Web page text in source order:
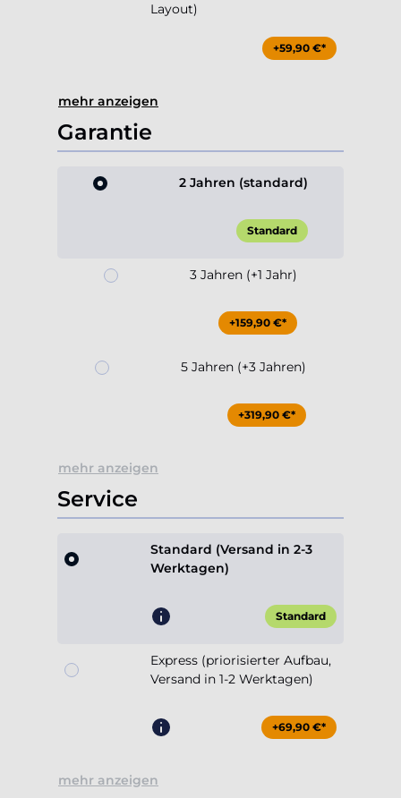
Layout)
+59,90 €*
mehr anzeigen
Garantie
2 Jahren (standard)
Standard
3 Jahren (+1 Jahr)
+159,90 €*
5 Jahren (+3 Jahren)
+319,90 €*
mehr anzeigen
Service
Standard (Versand in 2-3
Werktagen)
Standard
Express (priorisierter Aufbau,
Versand in 1-2 Werktagen)
+69,90 €*
mehr anzeigen